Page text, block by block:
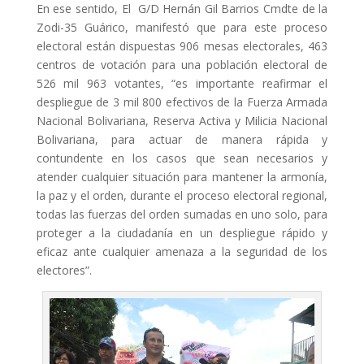
En ese sentido, El G/D Hernán Gil Barrios Cmdte de la
Zodi-35 Guárico, manifestó que para este proceso
electoral están dispuestas 906 mesas electorales, 463
centros de votación para una población electoral de
526 mil 963 votantes, “es importante reafirmar el
despliegue de 3 mil 800 efectivos de la Fuerza Armada
Nacional Bolivariana, Reserva Activa y Milicia Nacional
Bolivariana, para actuar de manera rápida y
contundente en los casos que sean necesarios y
atender cualquier situación para mantener la armonía,
la paz y el orden, durante el proceso electoral regional,
todas las fuerzas del orden sumadas en uno solo, para
proteger a la ciudadanía en un despliegue rápido y
eficaz ante cualquier amenaza a la seguridad de los
electores”.